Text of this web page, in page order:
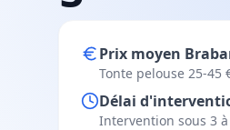
Prix moyen
Tonte pelouse 25-
Délai
Intervention sous 3